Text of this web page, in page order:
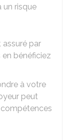
un risque
par
bénéficiez
à votre
peut